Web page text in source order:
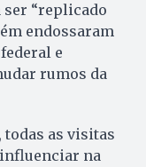
“replicado
endossaram
e
rumos da
todas as visitas
na